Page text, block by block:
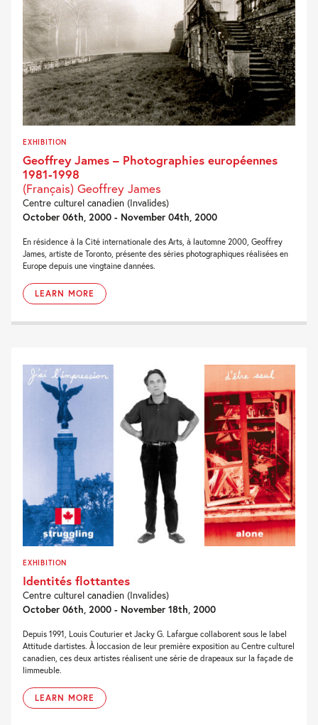
EXHIBITION
Geoffrey James – Photographies européennes
1981-1998
(Français) Geoffrey James
Centre culturel canadien (Invalides)
October 06th, 2000 - November 04th, 2000
En résidence à la Cité internationale des Arts, à lautomne 2000, Geoffrey
James, artiste de Toronto, présente des séries photographiques réalisées en
Europe depuis une vingtaine dannées.
LEARN MORE
EXHIBITION
Identités flottantes
Centre culturel canadien (Invalides)
October 06th, 2000 - November 18th, 2000
Depuis 1991, Louis Couturier et Jacky G. Lafargue collaborent sous le label
Attitude dartistes. À loccasion de leur première exposition au Centre culturel
canadien, ces deux artistes réalisent une série de drapeaux sur la façade de
limmeuble.
LEARN MORE